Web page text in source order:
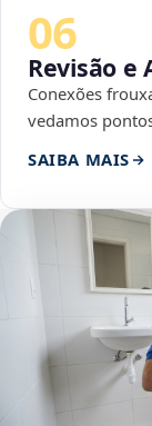
06
Revisão e
Conexões
vedamos
SAIBA MAIS